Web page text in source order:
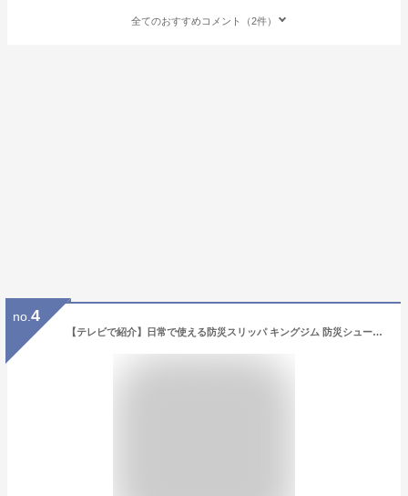
全てのおすすめコメント（2件）
no. 4
【テレビで紹介】日常で使える防災スリッパ キングジム 防災シューズ 災害避難 地震避難 防災シューズ おすすめ 地震避難 靴 子どもの防災シューズ 防災グッズ 南海トラフ地震 対策